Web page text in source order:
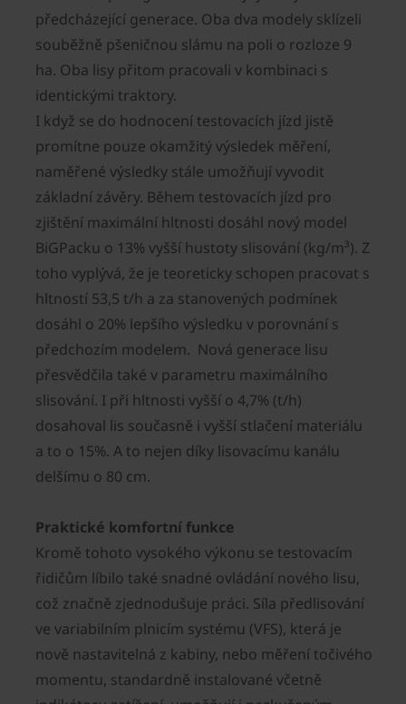
předcházející generace. Oba dva modely sklízeli
souběžně pšeničnou slámu na poli o rozloze 9
ha. Oba lisy přitom pracovali v kombinaci s
identickými traktory.
I když se do hodnocení testovacích jízd jistě
promítne pouze okamžitý výsledek měření,
naměřené výsledky stále umožňují vyvodit
základní závěry. Během testovacích jízd pro
zjištění maximální hltnosti dosáhl nový model
BiGPacku o 13% vyšší hustoty slisování (kg/m³). Z
toho vyplývá, že je teoreticky schopen pracovat s
hltností 53,5 t/h a za stanovených podmínek
dosáhl o 20% lepšího výsledku v porovnání s
předchozím modelem. Nová generace lisu
přesvědčila také v parametru maximálního
slisování. I při hltnosti vyšší o 4,7% (t/h)
dosahoval lis současně i vyšší stlačení materiálu
a to o 15%. A to nejen díky lisovacímu kanálu
delšímu o 80 cm.
Praktické komfortní funkce
Kromě tohoto vysokého výkonu se testovacím
řidičům líbilo také snadné ovládání nového lisu,
což značně zjednodušuje práci. Síla předlisování
ve variabilním plnicím systému (VFS), která je
nově nastavitelná z kabiny, nebo měření točivého
momentu, standardně instalované včetně